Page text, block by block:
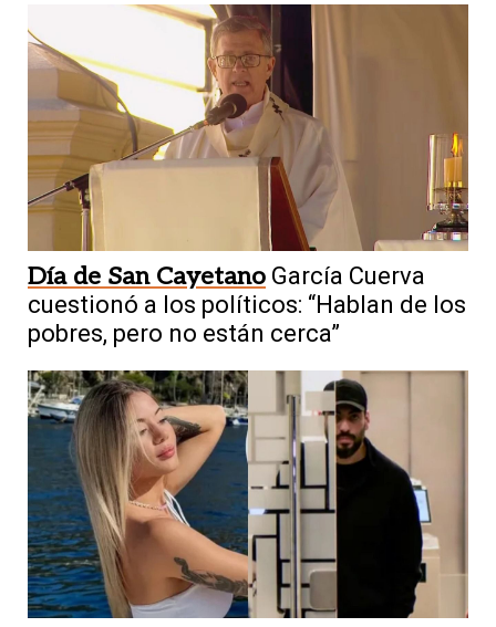
Día de San Cayetano García Cuerva
cuestionó a los políticos: “Hablan de los
pobres, pero no están cerca”